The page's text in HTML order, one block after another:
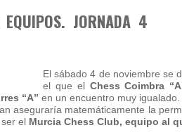
JORNADA 4
El sábado 4 de noviembre se
el que el Chess Coimbra
“A” en un encuentro muy
aseguraría matemáticamente la
el Murcia Chess Club, equipo al